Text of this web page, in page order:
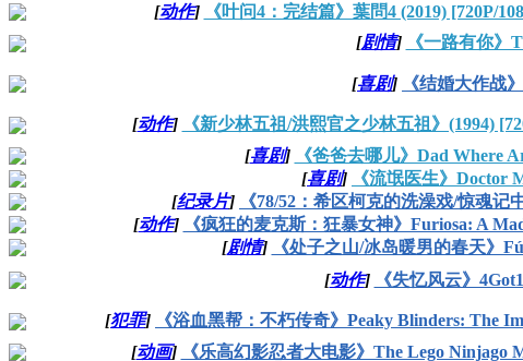
[动作] 《叶问4：完结篇》葉問4 (2019) [720P/
[剧情] 《一路有你》
[喜剧] 《结婚大作战
[动作] 《新少林五祖/洪熙官之少林五祖》(1994)
[喜剧] 《爸爸去哪儿》Dad Where
[喜剧] 《流氓医生》Doctor
[纪录片] 《78/52：希区柯克的洗澡戏/惊魂记
[动作] 《疯狂的麦克斯：狂暴女神》Furiosa: A
[剧情] 《处子之山/冰岛暖男的春天》
[动作] 《失忆风云》
[犯罪] 《浴血黑帮：不朽传奇》Peaky Blinders: The
[动画] 《乐高幻影忍者大电影》The Lego Ninjago